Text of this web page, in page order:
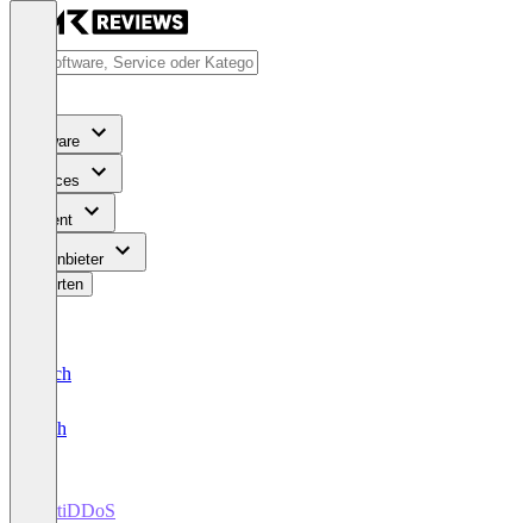
Software
Services
Content
Für Anbieter
Bewerten
Deutsch
English
FortiDDoS